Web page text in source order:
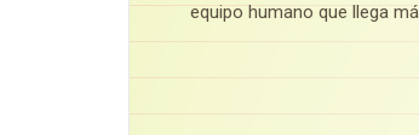
equipo humano que llega